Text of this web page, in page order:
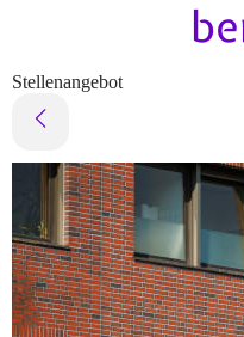
Stellenangebot